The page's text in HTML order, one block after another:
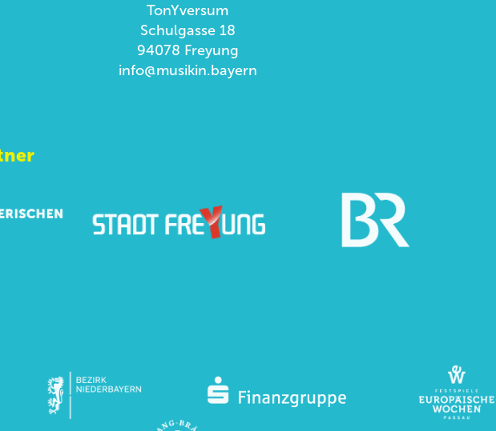
TonYversum
Schulgasse 18
94078 Freyung
info@musikin.bayern